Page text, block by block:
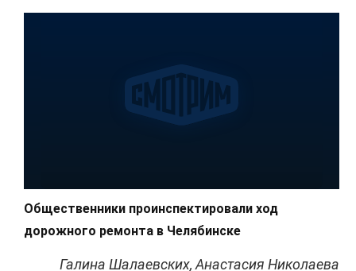
Общественники проинспектировали ход
дорожного ремонта в Челябинске
Галина Шалаевских, Анастасия Николаева